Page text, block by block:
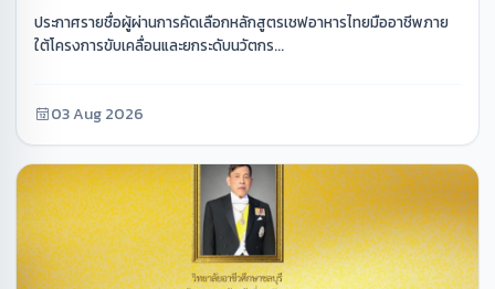
ประกาศรายชื่อผู้ผ่านการคัดเลือกหลักสูตรเชฟอาหารไทยมืออาชีพภาย
ใต้โครงการขับเคลื่อนและยกระดับนวัตกร...
03 Aug 2026